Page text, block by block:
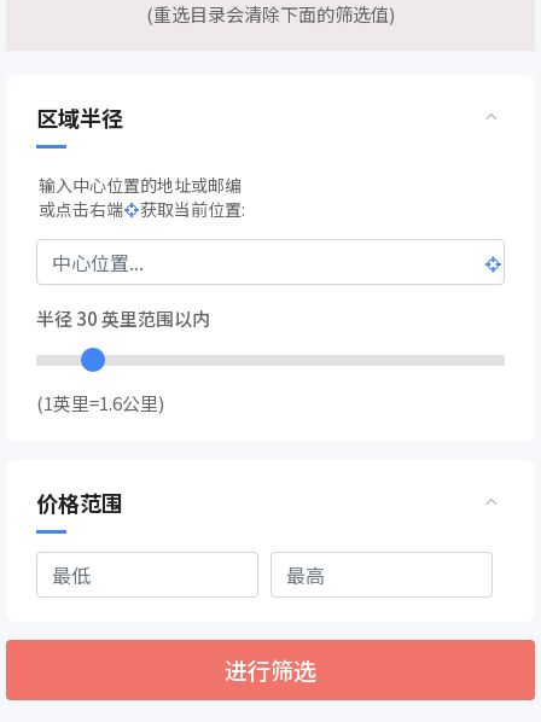
(重选目录会清除下面的筛选值)
区域半径
输入中心位置的地址或邮编
或点击右端
获取当前位置:
半径30英里范围以内
(1英里=1.6公里)
价格范围
进行筛选